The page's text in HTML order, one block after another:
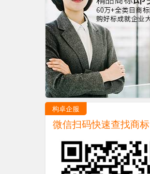
构卓企服
微信扫码快速查找商标